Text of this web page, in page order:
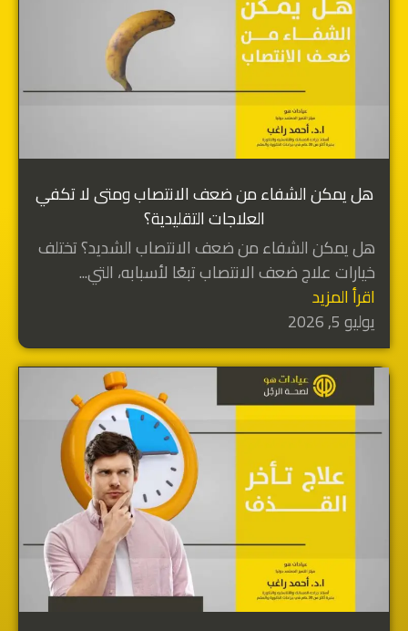
هل يمكن الشفاء من ضعف الانتصاب ومتى لا تكفي
العلاجات التقليدية؟
هل يمكن الشفاء من ضعف الانتصاب الشديد؟ تختلف
خيارات علاج ضعف الانتصاب تبعًا لأسبابه، التي...
اقرأ المزيد
يوليو 5, 2026